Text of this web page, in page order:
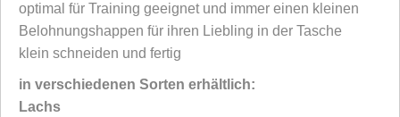
optimal für Training geeignet und immer einen kleinen
Belohnungshappen für ihren Liebling in der Tasche
klein schneiden und fertig
in verschiedenen Sorten erhältlich:
Lachs